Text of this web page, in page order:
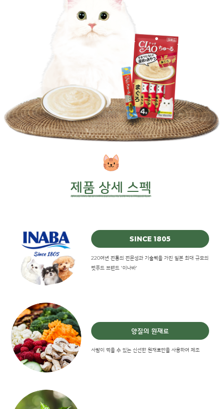
제품 상세 스펙
SINCE 1805
220여년 전통의 전문성과 기술력을 가진 일본 최대 규모의
펫푸드 브랜드 '이나바'
양질의 원재료
사람이 먹을 수 있는 신선한 원재료만을 사용하여 제조